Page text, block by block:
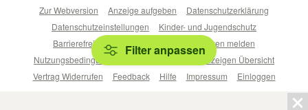
Filter anpassen
Zur Webversion Anzeige aufgeben
Datenschutzerklärung
Datenschutzeinstellungen
Kinder- und Jugendschutz
Barrierefreiheitserklärung
Sicherheitslücken melden
Nutzungsbedingungen
Beliebte Suchen
Anzeigen Übersicht
Vertrag Widerrufen
Feedback Hilfe Impressum Einloggen